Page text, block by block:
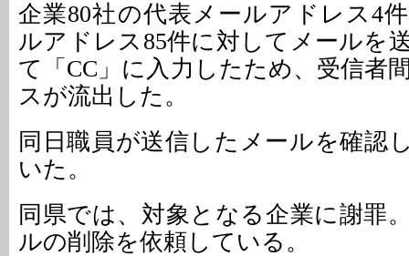
企業80社の代表メールアドレス4
ルアドレス85件に対してメールを
て「CC」に入力したため、受信者
スが流出した。
同日職員が送信したメールを確認
いた。
同県では、対象となる企業に謝罪
ルの削除を依頼している。